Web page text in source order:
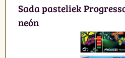
Sada pasteliek
neón